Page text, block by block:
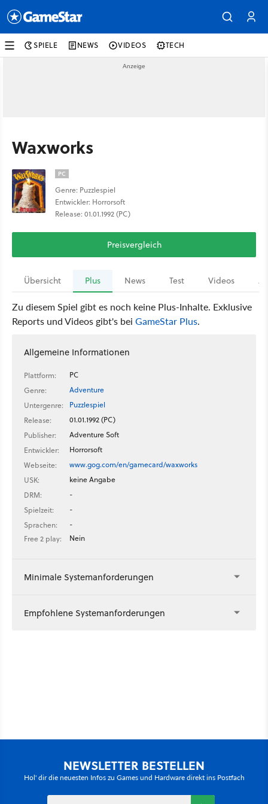
SPIELE NEWS VIDEOS TECH
Waxworks
PC
Genre: Puzzlespiel
Entwickler: Horrorsoft
Release: 01.01.1992 (PC)
Preisvergleich
Übersicht Plus News Test Videos
Zu diesem Spiel gibt es noch keine Plus-Inhalte. Exklusive
Reports und Videos gibt's bei GameStar Plus.
Allgemeine Informationen
Plattform:
PC
Genre:
Adventure
Untergenre:
Puzzlespiel
Release:
01.01.1992 (PC)
Publisher:
Adventure Soft
Entwickler:
Horrorsoft
Webseite:
www.gog.com/en/gamecard/waxworks
USK:
keine Angabe
DRM:
-
Spielzeit:
-
Sprachen:
-
Free 2 play:
Nein
Minimale Systemanforderungen
Empfohlene Systemanforderungen
NEWSLETTER BESTELLEN
Hol' dir die neuesten Infos zu Games und Hardware direkt ins Postfach